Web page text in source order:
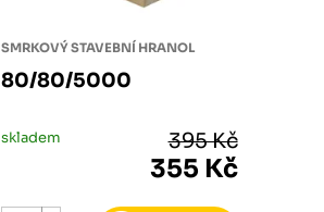
SMRKOVÝ STAVEBNÍ HRANOL
80/80/5000
skladem 395 Kč
355 Kč